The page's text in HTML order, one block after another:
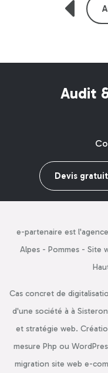
Audit
Devis gratuit
e-partenaire est
Alpes - Pommes - Site
Cas concret de
d'une société à à
et stratégie web.
mesure Php ou
migration site web e-